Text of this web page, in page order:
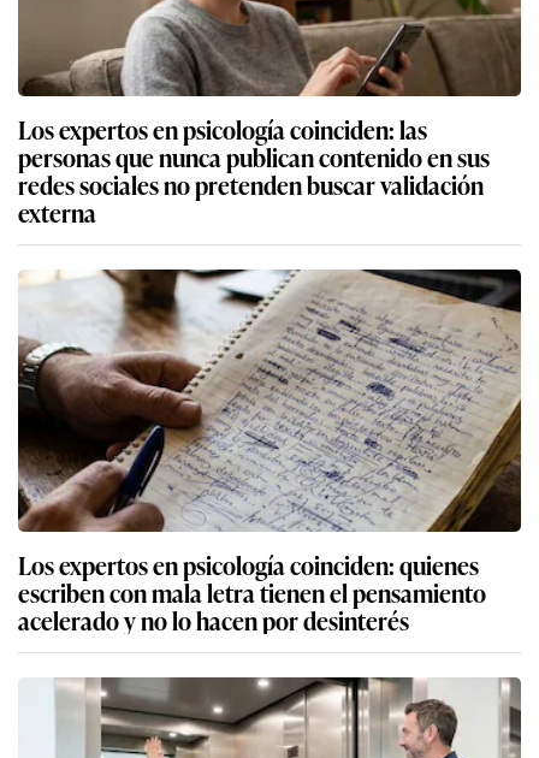
Los expertos en psicología coinciden: las
personas que nunca publican contenido en sus
redes sociales no pretenden buscar validación
externa
Los expertos en psicología coinciden: quienes
escriben con mala letra tienen el pensamiento
acelerado y no lo hacen por desinterés